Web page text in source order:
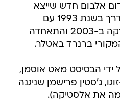
אלבום חדש שייצא
בקרוב. הלהקה שכוכבה דרך בשנת 1993 עם
האלבום "Suede", התפרקה ב-2003 והתאחדה
נוסדה ב-1989 על ידי הבסיסט מאט אוסמן,
ג'סטין פרישמן שניגנה
את אלסטיקה).